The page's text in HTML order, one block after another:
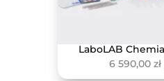
6 590,00 zł